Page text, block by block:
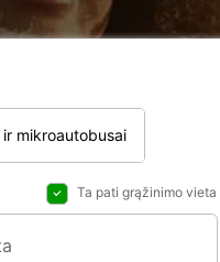
ir mikroautobusai
Ta pati grąžinimo vieta